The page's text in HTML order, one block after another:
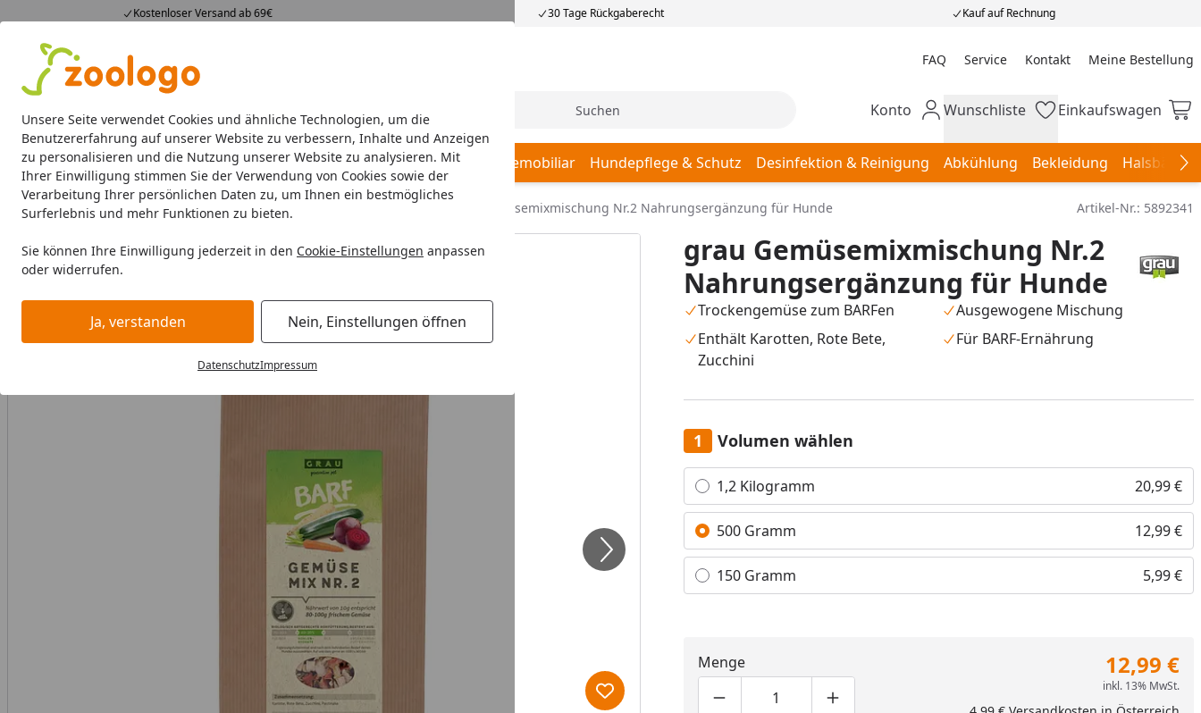
Unsere Seite verwendet Cookies und ähnliche Technologien, um die
Benutzererfahrung auf unserer Website zu verbessern, Inhalte und Anzeigen
zu personalisieren und die Nutzung unserer Website zu analysieren. Mit
Ihrer Einwilligung stimmen Sie der Verwendung von Cookies sowie der
Verarbeitung Ihrer persönlichen Daten zu, um Ihnen ein bestmögliches
Surferlebnis und mehr Funktionen zu bieten.
Sie können Ihre Einwilligung jederzeit in den Cookie-Einstellungen anpassen
oder widerrufen.
Ja, verstanden Nein, Einstellungen öffnen
DatenschutzImpressum
Kostenloser Versand ab 69€ 30 Tage Rückgaberecht Kauf auf Rechnung
4,74
23.588 Bewertungen FAQ Service Kontakt Meine Bestellung
Meine Bestellung
Alle Produkte
Alle Produkte Angebote Neuheiten Sommerhits Suche Mein Konto
Konto Wunschliste
Wunschliste Einkaufswagen
Einkaufswagen
Hund Hundefutter Hundenäpfe & Co Hundeschlafplätze Hundemobiliar Hundepflege & Schutz Desinfektion & Reinigung Abkühlung Bekleidung
Startseite
Hund Hundefutter Nahrungsergänzung Kräuter & Gemüse grau Gemüsemixmischung Nr.2 Nahrungsergänzung für Hunde Artikel-Nr.: 5892341
Produkt zur Wunschliste hinzufügen
grau Gemüsemixmischung Nr.2
Nahrungsergänzung für Hunde
Trockengemüse zum BARFen
Ausgewogene Mischung
Enthält Karotten, Rote Bete,
Zucchini
Für BARF-Ernährung
Volumen wählen
Alle anzeigen (3)
1,2 Kilogramm 20,99 €
500 Gramm 12,99 €
150 Gramm 5,99 €
Menge
Produktmenge um eins verringern
Produktmenge manuell eingeben
Produktmenge um eins erhöhen
12,99 €
inkl. 13% MwSt.